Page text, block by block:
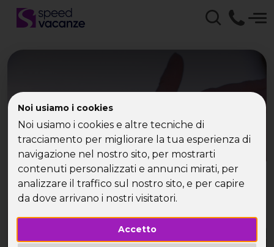
Noi usiamo i cookies
Noi usiamo i cookies e altre tecniche di
tracciamento per migliorare la tua esperienza di
navigazione nel nostro sito, per mostrarti
contenuti personalizzati e annunci mirati, per
analizzare il traffico sul nostro sito, e per capire
da dove arrivano i nostri visitatori.
Accetto
Speed Vacanze -
Crociera per Singles
Scegli una crociera di Speed Vacanze®, il
divertimento è assicurato